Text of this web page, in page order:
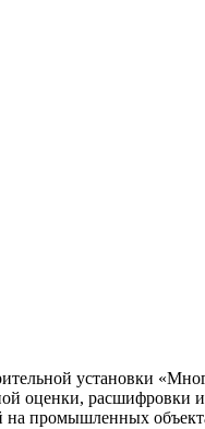
установки
расшифровки и
на промышленных